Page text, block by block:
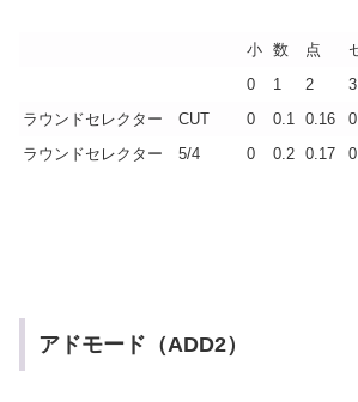
小 数 点
0
1 2 3
ラウンドセレクター CUT
0 0.1 0.16
ラウンドセレクター 5/4
0 0.2 0.17
アドモード（ADD2）